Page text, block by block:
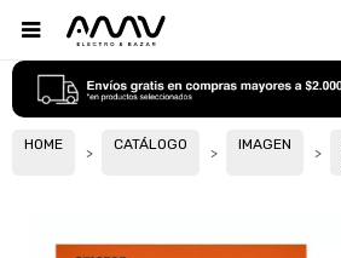

HOME CATÁLOGO IMAGEN